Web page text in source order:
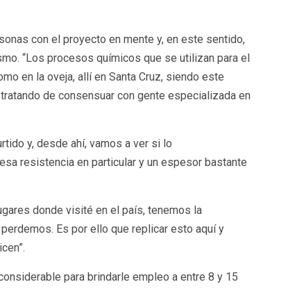
con el proyecto en mente y, en este sentido,
“Los procesos químicos que se utilizan para el
en la oveja, allí en Santa Cruz, siendo este
de consensuar con gente especializada en
y, desde ahí, vamos a ver si lo
resistencia en particular y un espesor bastante
donde visité en el país, tenemos la
Es por ello que replicar esto aquí y
para brindarle empleo a entre 8 y 15